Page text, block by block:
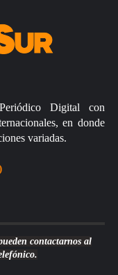
Digital con
en donde
variadas.
contactarnos al